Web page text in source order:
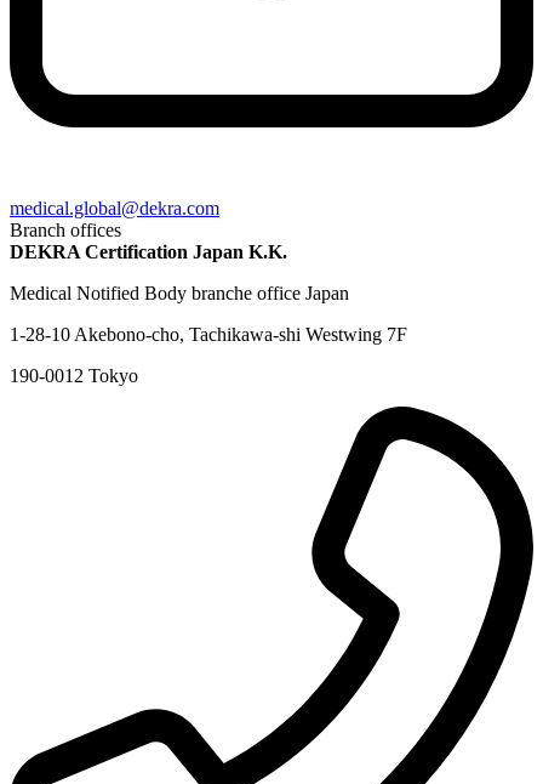
medical​.global@​dekra.com
Branch offices
DEKRA Certification Japan K.K.
Medical Notified Body branche office Japan
1-28-10 Akebono-cho, Tachikawa-shi Westwing 7F
190-0012 Tokyo